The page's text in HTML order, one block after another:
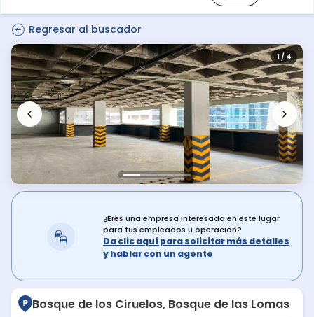
Regresar al buscador
1 / 4
¿Eres una empresa interesada en este lugar
para tus empleados u operación?
Da clic aquí para solicitar más detalles
y hablar con un agente
Bosque de los Ciruelos, Bosque de las Lomas